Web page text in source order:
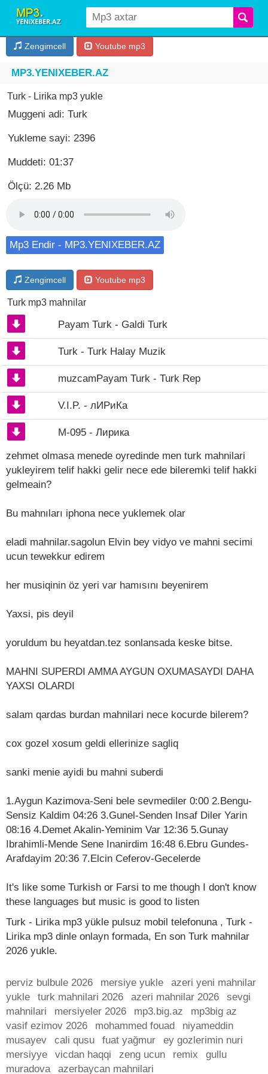
Zengimcell Youtube mp3
MP3.YENIXEBER.AZ
Turk - Lirika mp3 yukle
Muggeni adi: Turk
Yukleme sayi: 2396
Muddeti: 01:37
Ölçü: 2.26 Mb
Mp3 Endir - MP3.YENIXEBER.AZ
Zengimcell Youtube mp3
Turk mp3 mahnilar
Payam Turk - Galdi Turk
Turk - Turk Halay Muzik
muzcamPayam Turk - Turk Rep
V.I.P. - лИРиКа
М-095 - Лирика
zehmet olmasa menede oyredinde men turk mahnilari
yukleyirem telif hakki gelir nece ede bileremki telif hakki
gelmeain?
Bu mahnıları iphona nece yuklemek olar
eladi mahnilar.sagolun Elvin bey vidyo ve mahni secimi
ucun tewekkur edirem
her musiqinin öz yeri var hamısını beyenirem
Yaxsi, pis deyil
yoruldum bu heyatdan.tez sonlansada keske bitse.
MAHNI SUPERDI AMMA AYGUN OXUMASAYDI DAHA
YAXSI OLARDI
salam qardas burdan mahnilari nece kocurde bilerem?
cox gozel xosum geldi ellerinize sagliq
sanki menie ayidi bu mahni suberdi
1.Aygun Kazimova-Seni bele sevmediler 0:00 2.Bengu-
Sensiz Kaldim 04:26 3.Gunel-Senden Insaf Diler Yarin
08:16 4.Demet Akalin-Yeminim Var 12:36 5.Gunay
Ibrahimli-Mende Sene Inanirdim 16:48 6.Ebru Gundes-
Arafdayim 20:36 7.Elcin Ceferov-Gecelerde
It's like some Turkish or Farsi to me though I don't know
these languages but music is good to listen
Turk - Lirika mp3 yükle pulsuz mobil telefonuna , Turk -
Lirika mp3 dinle onlayn formada, En son Turk mahnilar
2026 yukle.
perviz bulbule 2026 mersiye yukle
azeri yeni mahnilar
yukle
turk mahnilari 2026 azeri mahnilar 2026
sevgi
mahnilari
mersiyeler 2026 mp3.big.az
mp3big az
vasif ezimov 2026
mohammed fouad
niyameddin
musayev
cali qusu fuat yağmur
ey gozlerimin nuri
mersiyye
vicdan haqqi zeng ucun remix
gullu
muradova
azerbaycan mahnilari